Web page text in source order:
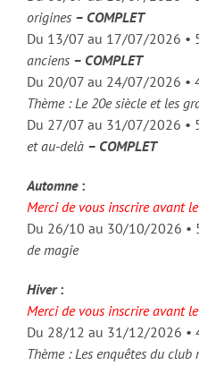
origines – COMPLET
Du 13/07 au 17/07/2026
anciens – COMPLET
Du 20/07 au 24/07/2026 •
Thème : Le 20e siècle et les
Du 27/07 au 31/07/2026 •
et au-delà – COMPLET
Automne:
Merci de vous inscrire avant
Du 26/10 au 30/10/2026 •
de magie
Hiver:
Merci de vous inscrire avant
Du 28/12 au 31/12/2026 •
Thème : Les enquêtes du club